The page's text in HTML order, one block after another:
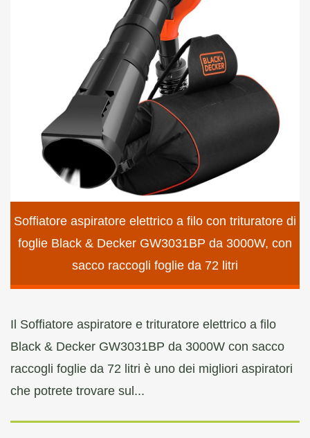
Soffiatore aspiratore elettrico a filo con trituratore di
foglie Black & Decker GW3031BP da 3000W, con
sacco raccogli foglie da 72 litri
Il Soffiatore aspiratore e trituratore elettrico a filo
Black & Decker GW3031BP da 3000W con sacco
raccogli foglie da 72 litri è uno dei migliori aspiratori
che potrete trovare sul...